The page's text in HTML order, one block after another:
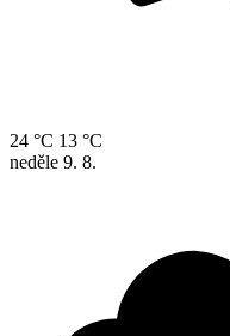
24 °C 13 °C
neděle 9. 8.